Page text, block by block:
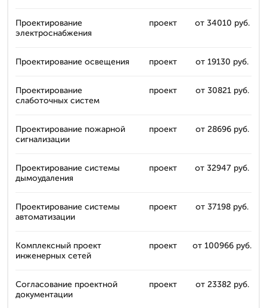
Проектирование
электроснабжения
проект от 34010 руб.
Проектирование освещения проект от 19130 руб.
Проектирование
слаботочных систем
проект от 30821 руб.
Проектирование пожарной
сигнализации
проект от 28696 руб.
Проектирование системы
дымоудаления
проект от 32947 руб.
Проектирование системы
автоматизации
проект от 37198 руб.
Комплексный проект
инженерных сетей
проект от 100966 руб.
Согласование проектной
документации
проект от 23382 руб.